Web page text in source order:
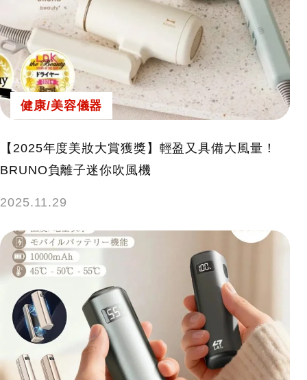
健康/美容儀器
【2025年度美妝大賞獲獎】輕盈又具備大風量！
BRUNO負離子迷你吹風機
2025.11.29